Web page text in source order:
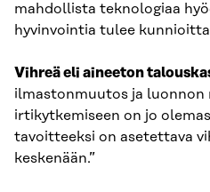
mahdollista teknologiaa
hyvinvointia tulee
Vihreä eli aineeton
ilmastonmuutos ja luonnon
irtikytkemiseen on jo
tavoitteeksi on asetettava
keskenään.”